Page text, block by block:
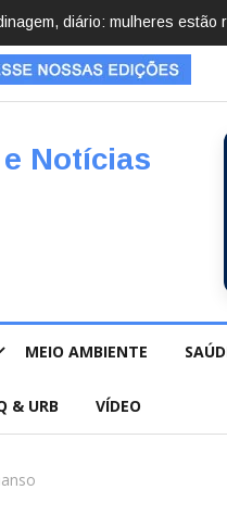
registra 84,2 mil
Notícias
MEIO AMBIENTE
& URB VÍDEO